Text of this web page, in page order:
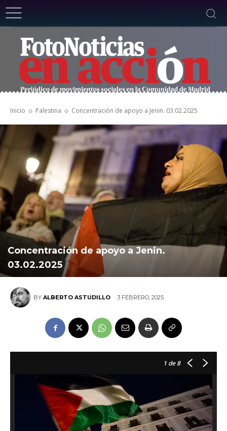
Inicio Palestina Concentración de apoyo a Jenin. 03.02.2025
Concentración de apoyo a Jenin.
03.02.2025
BY ALBERTO ASTUDILLO 3 FEBRERO, 2025
1 de 8